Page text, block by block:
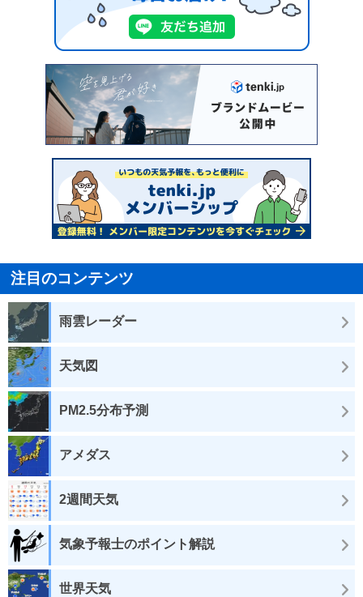
注目のコンテンツ
雨雲レーダー
天気図
PM2.5分布予測
アメダス
2週間天気
気象予報士のポイント解説
世界天気